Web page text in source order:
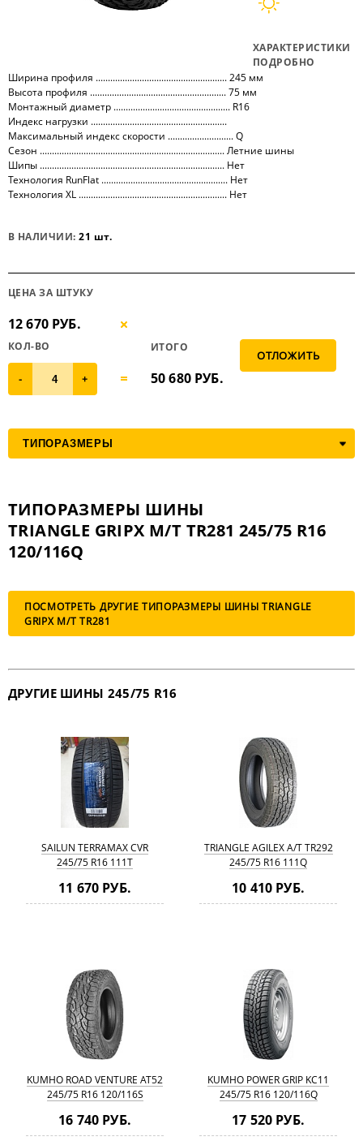
ХАРАКТЕРИСТИКИ
ПОДРОБНО
Ширина профиля ...................................................... 245 мм
Высота профиля ........................................................ 75 мм
Монтажный диаметр ................................................ R16
Индекс нагрузки ........................................................
Максимальный индекс скорости ........................... Q
Сезон ............................................................................ Летние шины
Шипы ............................................................................ Нет
Технология RunFlat .................................................... Нет
Технология XL ............................................................. Нет
В НАЛИЧИИ:21 шт.
ЦЕНА ЗА ШТУКУ
12 670 РУБ.
КОЛ-ВО
- +
ИТОГО
50 680РУБ.
ТИПОРАЗМЕРЫ ШИНЫ
TRIANGLE GRIPX M/T TR281 245/75 R16
120/116Q
ПОСМОТРЕТЬ ДРУГИЕ ТИПОРАЗМЕРЫ ШИНЫ TRIANGLE
GRIPX M/T TR281
ДРУГИЕ ШИНЫ 245/75 R16
SAILUN TERRAMAX CVR
245/75 R16 111T
11 670 РУБ.
TRIANGLE AGILEX A/T TR292
245/75 R16 111Q
10 410 РУБ.
KUMHO ROAD VENTURE AT52
245/75 R16 120/116S
16 740 РУБ.
KUMHO POWER GRIP KC11
245/75 R16 120/116Q
17 520 РУБ.